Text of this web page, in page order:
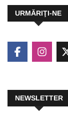
URMĂRIŢI-NE
NEWSLETTER